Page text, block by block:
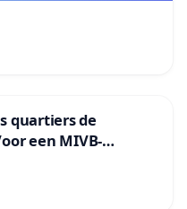
quartiers de
een MIVB-
en Het